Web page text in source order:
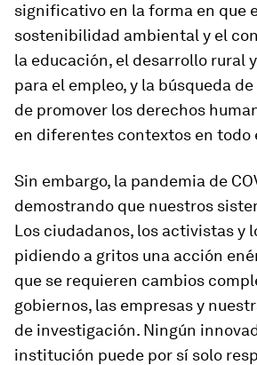
significativo en la forma en que
sostenibilidad ambiental y el
la educación, el desarrollo rural
para el empleo, y la búsqueda
de promover los derechos
en diferentes contextos en todo
Sin embargo, la pandemia de
demostrando que nuestros
Los ciudadanos, los activistas y
pidiendo a gritos una acción
que se requieren cambios
gobiernos, las empresas y
de investigación. Ningún
institución puede por sí solo